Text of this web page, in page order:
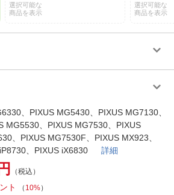
選択可能な
商品を表示
選択可能な
商品を表示
、PIXUS MG5430、PIXUS MG7130、
MG5530、PIXUS MG7530、PIXUS
、PIXUS MG7530F、PIXUS MX923、
iP8730、PIXUS iX6830 詳細
（税込）
ト （ 10%）